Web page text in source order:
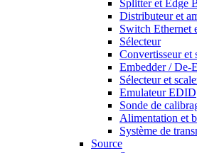
Splitter et Edge
Distributeur et
Switch Ethernet
Sélecteur
Convertisseur et
Embedder / De-
Sélecteur et
Emulateur EDID
Sonde de
Alimentation et
Système de
Source